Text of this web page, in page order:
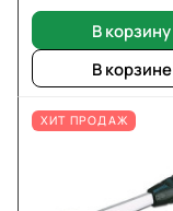
В корзину
В корзине
ХИТ ПРОДАЖ